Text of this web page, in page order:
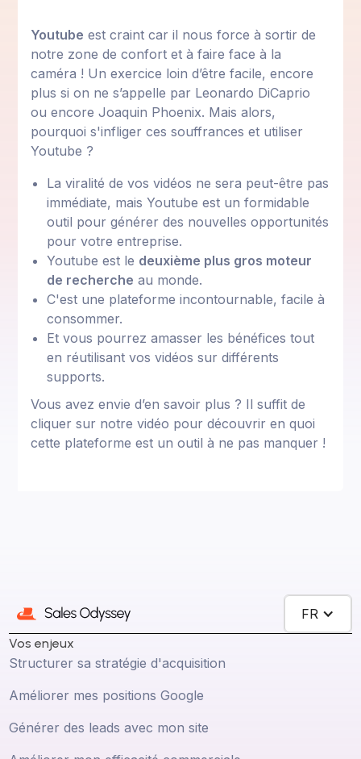
Youtube est craint car il nous force à sortir de
notre zone de confort et à faire face à la
caméra ! Un exercice loin d’être facile, encore
plus si on ne s’appelle par Leonardo DiCaprio
ou encore Joaquin Phoenix. Mais alors,
pourquoi s'infliger ces souffrances et utiliser
Youtube ?
La viralité de vos vidéos ne sera peut-être pas
immédiate, mais Youtube est un formidable
outil pour générer des nouvelles opportunités
pour votre entreprise.
Youtube est le deuxième plus gros moteur
de recherche au monde.
C'est une plateforme incontournable, facile à
consommer.
Et vous pourrez amasser les bénéfices tout
en réutilisant vos vidéos sur différents
supports.
Vous avez envie d’en savoir plus ? Il suffit de
cliquer sur notre vidéo pour découvrir en quoi
cette plateforme est un outil à ne pas manquer !
FR
Vos enjeux
Structurer sa stratégie d'acquisition
Améliorer mes positions Google
Générer des leads avec mon site